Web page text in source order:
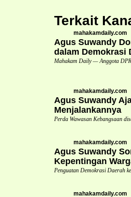
Terkait
mahakamdaily.com
Agus Suwandy
dalam Demokrasi
Mahakam Daily — Anggota
mahakamdaily.com
Agus Suwandy
Menjalankannya
Perda Wawasan Kebangsaan
mahakamdaily.com
Agus Suwandy
Kepentingan
Penguatan Demokrasi Daerah
mahakamdaily.com